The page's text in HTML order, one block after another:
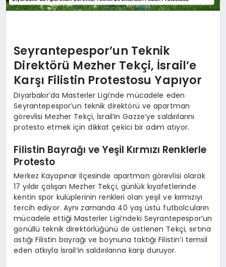
Seyrantepespor’un Teknik
Direktörü Mezher Tekçi, İsrail’e
Karşı Filistin Protestosu Yapıyor
Diyarbakır’da Masterler Ligi’nde mücadele eden
Seyrantepespor’un teknik direktörü ve apartman
görevlisi Mezher Tekçi, İsrail’in Gazze’ye saldırılarını
protesto etmek için dikkat çekici bir adım atıyor.
Filistin Bayrağı ve Yeşil Kırmızı Renklerle
Protesto
Merkez Kayapınar ilçesinde apartman görevlisi olarak
17 yıldır çalışan Mezher Tekçi, günlük kıyafetlerinde
kentin spor kulüplerinin renkleri olan yeşil ve kırmızıyı
tercih ediyor. Aynı zamanda 40 yaş üstü futbolcuların
mücadele ettiği Masterler Ligi’ndeki Seyrantepespor’un
gönüllü teknik direktörlüğünü de üstlenen Tekçi, sırtına
astığı Filistin bayrağı ve boynuna taktığı Filistin’i temsil
eden atkıyla İsrail’in saldırılarına karşı duruyor.